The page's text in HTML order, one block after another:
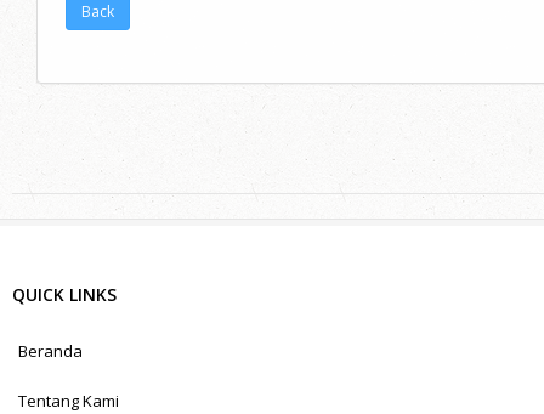
Back
QUICK LINKS
Beranda
Tentang Kami